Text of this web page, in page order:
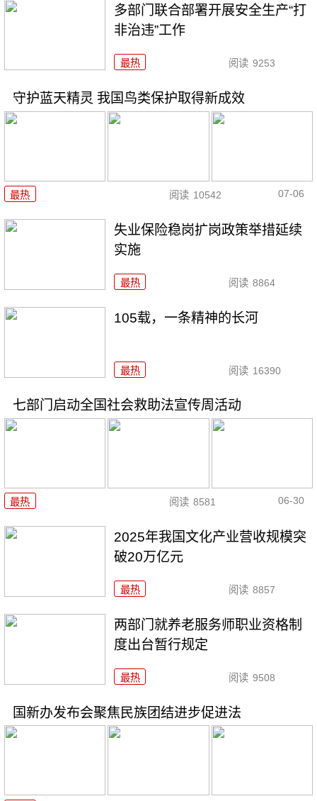
多部门联合部署开展安全生产“打
非治违”工作
最热 阅读 9253
守护蓝天精灵 我国鸟类保护取得新成效
最热 阅读 10542 07-06
失业保险稳岗扩岗政策举措延续
实施
最热 阅读 8864
105载，一条精神的长河
最热 阅读 16390
七部门启动全国社会救助法宣传周活动
最热 阅读 8581 06-30
2025年我国文化产业营收规模突
破20万亿元
最热 阅读 8857
两部门就养老服务师职业资格制
度出台暂行规定
最热 阅读 9508
国新办发布会聚焦民族团结进步促进法